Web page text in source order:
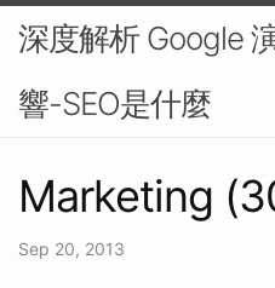
深度解析 Google
響-SEO是什麼
Marketing
Sep 20, 2013